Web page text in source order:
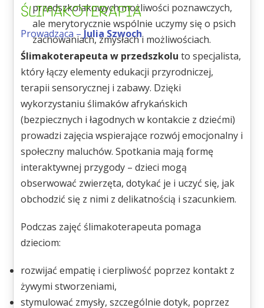
przedszkolakowych możliwości poznawczych,
ale merytorycznie wspólnie uczymy się o psich
zachowaniach, zmysłach i możliwościach.
ŚLIMAKOTERAPIA
Prowadząca –Julia Szwoch
Ślimakoterapeuta w przedszkolu to specjalista,
który łączy elementy edukacji przyrodniczej,
terapii sensorycznej i zabawy. Dzięki
wykorzystaniu ślimaków afrykańskich
(bezpiecznych i łagodnych w kontakcie z dziećmi)
prowadzi zajęcia wspierające rozwój emocjonalny i
społeczny maluchów. Spotkania mają formę
interaktywnej przygody – dzieci mogą
obserwować zwierzęta, dotykać je i uczyć się, jak
obchodzić się z nimi z delikatnością i szacunkiem.
Podczas zajęć ślimakoterapeuta pomaga
dzieciom:
rozwijać empatię i cierpliwość poprzez kontakt z
żywymi stworzeniami,
stymulować zmysły, szczególnie dotyk, poprzez